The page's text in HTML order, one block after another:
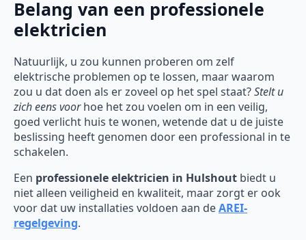
Belang van een professionele
elektricien
Natuurlijk, u zou kunnen proberen om zelf
elektrische problemen op te lossen, maar waarom
zou u dat doen als er zoveel op het spel staat?Stelt u
zich eens voorhoe het zou voelen om in een veilig,
goed verlicht huis te wonen, wetende dat u de juiste
beslissing heeft genomen door een professional in te
schakelen.
Een professionele elektricien in Hulshout biedt u
niet alleen veiligheid en kwaliteit, maar zorgt er ook
voor dat uw installaties voldoen aan deAREI-
regelgeving.